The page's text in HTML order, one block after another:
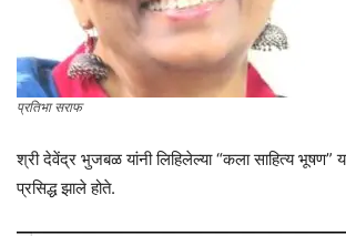
प्रतिभा सराफ
श्री देवेंद्र भुजबळ यांनी लिहिलेल्या “कला साहित्य भूषण”
प्रसिद्ध झाले होते.